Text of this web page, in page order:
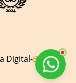
Digital-Blog